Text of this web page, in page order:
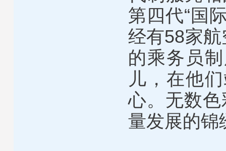
第四代“国
经有58家
的乘务员
儿，在他
心。无数色
量发展的锦